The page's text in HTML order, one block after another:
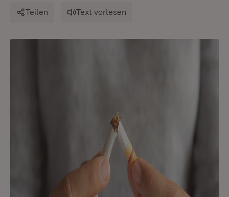
Teilen Text vorlesen